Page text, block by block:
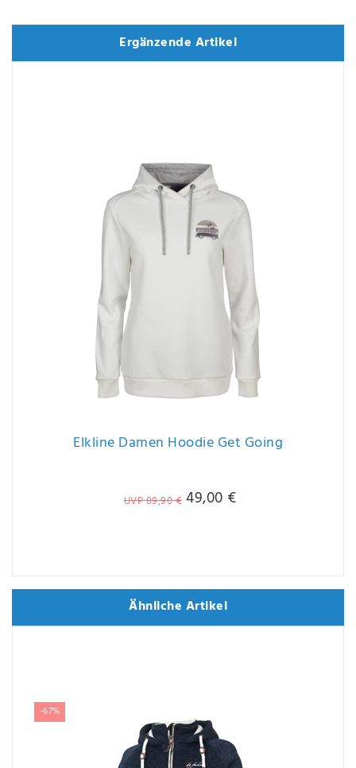
Ergänzende Artikel
Elkline Damen Hoodie Get Going
UVP 89,90 € 49,00 €
Ähnliche Artikel
-67%